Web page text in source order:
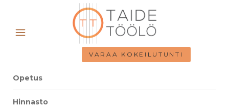
VARAA KOKEILUTUNTI
Opetus
Hinnasto